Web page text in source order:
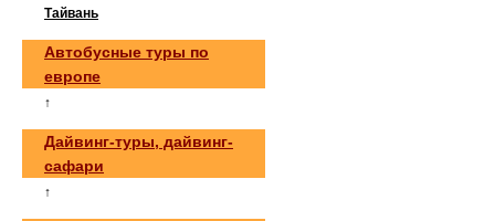
Тайвань
Автобусные туры по
европе
↑
Дайвинг-туры, дайвинг-
сафари
↑